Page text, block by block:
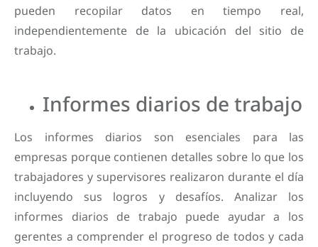
pueden recopilar datos en tiempo real,
independientemente de la ubicación del sitio de
trabajo.
Informes diarios de trabajo
Los informes diarios son esenciales para las
empresas porque contienen detalles sobre lo que los
trabajadores y supervisores realizaron durante el día
incluyendo sus logros y desafíos. Analizar los
informes diarios de trabajo puede ayudar a los
gerentes a comprender el progreso de todos y cada